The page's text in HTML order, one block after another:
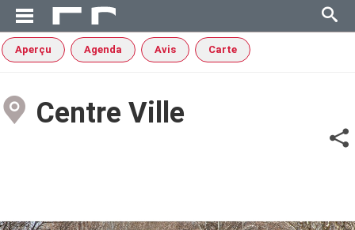
Aperçu Agenda Avis Carte
Centre Ville